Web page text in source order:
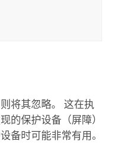
将其忽略。 这在执
的保护设备（屏障）
备时可能非常有用。